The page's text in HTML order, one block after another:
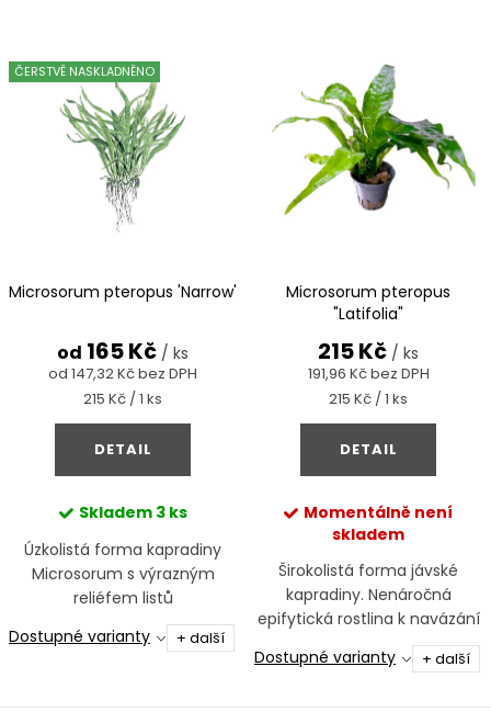
n
u
Abecedně
V
ý
o
ČERSTVĚ NASKLADNĚNO
Microsorum pteropus 'Narrow'
od 147,32 Kč bez DPH
od 165 Kč / ks
Měrná
cena:
215 Kč / 1 ks
DETAIL
Skladem 3 ks
Úzkolistá forma kapradiny
Microsorum s výrazným
reliéfem listů
Dostupné varianty
+ další
Microsorum pteropus
"Latifolia"
191,96 Kč bez DPH
215 Kč / ks
Měrná
cena:
215 Kč / 1 ks
DETAIL
Momentálně není
skladem
Širokolistá forma jávské
kapradiny. Nenáročná
epifytická rostlina k navázání
na kořeny a kameny, ideální i
do stínu.
Dostupné varianty + další